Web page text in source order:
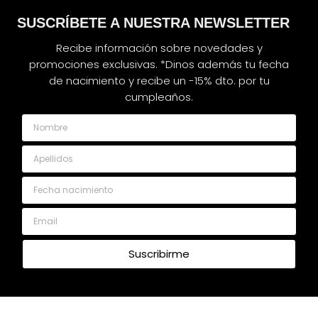
SUSCRÍBETE A NUESTRA NEWSLETTER
Recibe información sobre novedades y
promociones exclusivas. *Dinos además tu fecha
de nacimiento y recibe un -15% dto. por tu
cumpleaños.
Nombre
Apellidos
Fecha nacimiento
Email
Suscribirme